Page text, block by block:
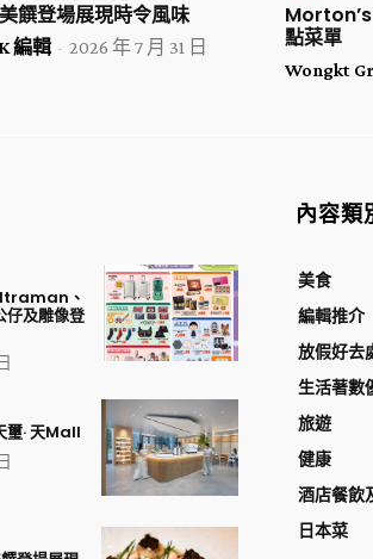
饌登場展現時令風味
編輯 - 2026 年 7 月 31 日
點菜單
Wongkt
、
仔及雕像登
璽· 天Mall
內容類
美食
編輯推介
放假好去
生活著數
旅遊
健康
酒店餐飲
日本菜